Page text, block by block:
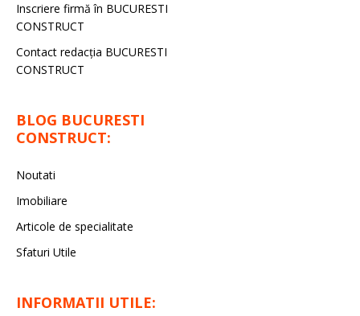
Inscriere firmă în BUCURESTI
CONSTRUCT
Contact redacţia BUCURESTI
CONSTRUCT
BLOG BUCURESTI
CONSTRUCT:
Noutati
Imobiliare
Articole de specialitate
Sfaturi Utile
INFORMATII UTILE: